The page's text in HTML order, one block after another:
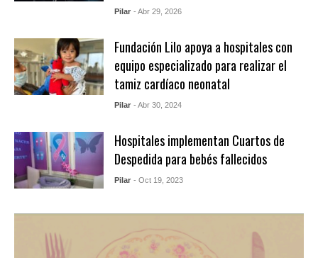
Pilar - Abr 29, 2026
Fundación Lilo apoya a hospitales con
equipo especializado para realizar el
tamiz cardíaco neonatal
Pilar - Abr 30, 2024
Hospitales implementan Cuartos de
Despedida para bebés fallecidos
Pilar - Oct 19, 2023